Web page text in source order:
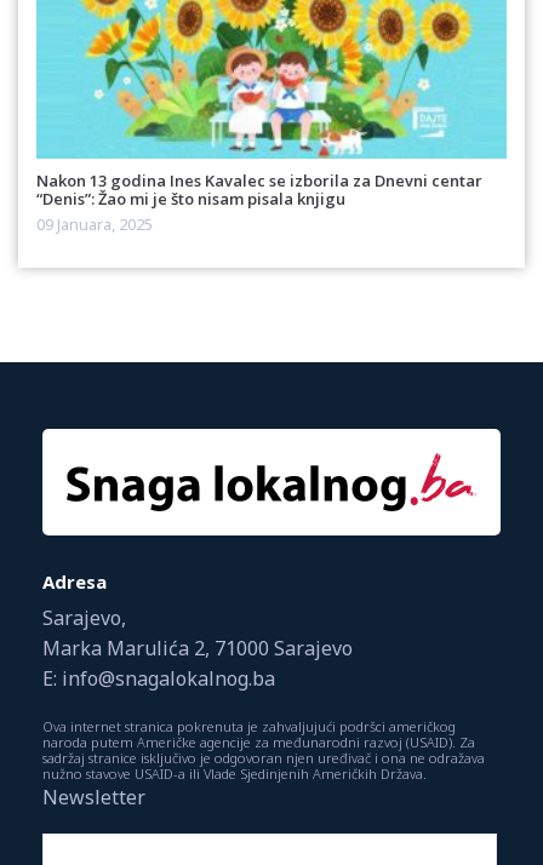
Nakon 13 godina Ines Kavalec se izborila za Dnevni centar
“Denis”: Žao mi je što nisam pisala knjigu
09 Januara, 2025
Adresa
Sarajevo,
Marka Marulića 2, 71000 Sarajevo
E: info@snagalokalnog.ba
Ova internet stranica pokrenuta je zahvaljujući podršci američkog
naroda putem Američke agencije za međunarodni razvoj (USAID). Za
sadržaj stranice isključivo je odgovoran njen uređivač i ona ne odražava
nužno stavove USAID-a ili Vlade Sjedinjenih Američkih Država.
Newsletter